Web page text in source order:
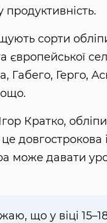
сорти
європейської
Габего, Герго,
Кратко,
довгострокова
може давати
що у віці